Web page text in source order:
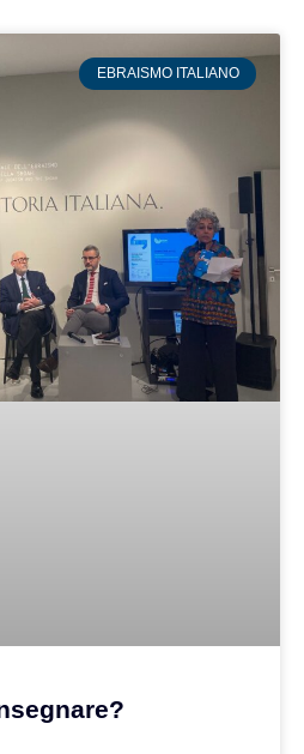
EBRAISMO ITALIANO